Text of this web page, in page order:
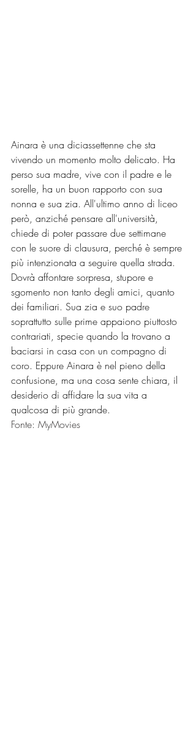
Ainara è una diciassettenne che sta
vivendo un momento molto delicato. Ha
perso sua madre, vive con il padre e le
sorelle, ha un buon rapporto con sua
nonna e sua zia. All'ultimo anno di liceo
però, anziché pensare all'università,
chiede di poter passare due settimane
con le suore di clausura, perché è sempre
più intenzionata a seguire quella strada.
Dovrà affontare sorpresa, stupore e
sgomento non tanto degli amici, quanto
dei familiari. Sua zia e suo padre
soprattutto sulle prime appaiono piuttosto
contrariati, specie quando la trovano a
baciarsi in casa con un compagno di
coro. Eppure Ainara è nel pieno della
confusione, ma una cosa sente chiara, il
desiderio di affidare la sua vita a
qualcosa di più grande.
Fonte: MyMovies